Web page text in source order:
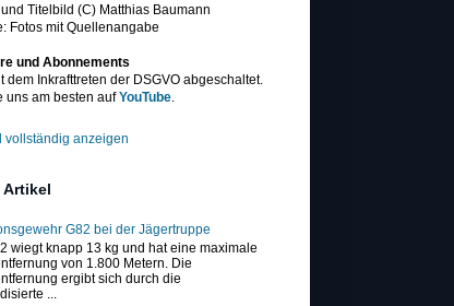
Titelbild (C) Matthias Baumann
Fotos mit Quellenangabe
und Abonnements
dem Inkrafttreten der DSGVO abgeschaltet.
uns am besten aufYouTube.
vollständig anzeigen
Artikel
G82 bei der Jägertruppe
wiegt knapp 13 kg und hat eine maximale
von 1.800 Metern. Die
ergibt sich durch die
...